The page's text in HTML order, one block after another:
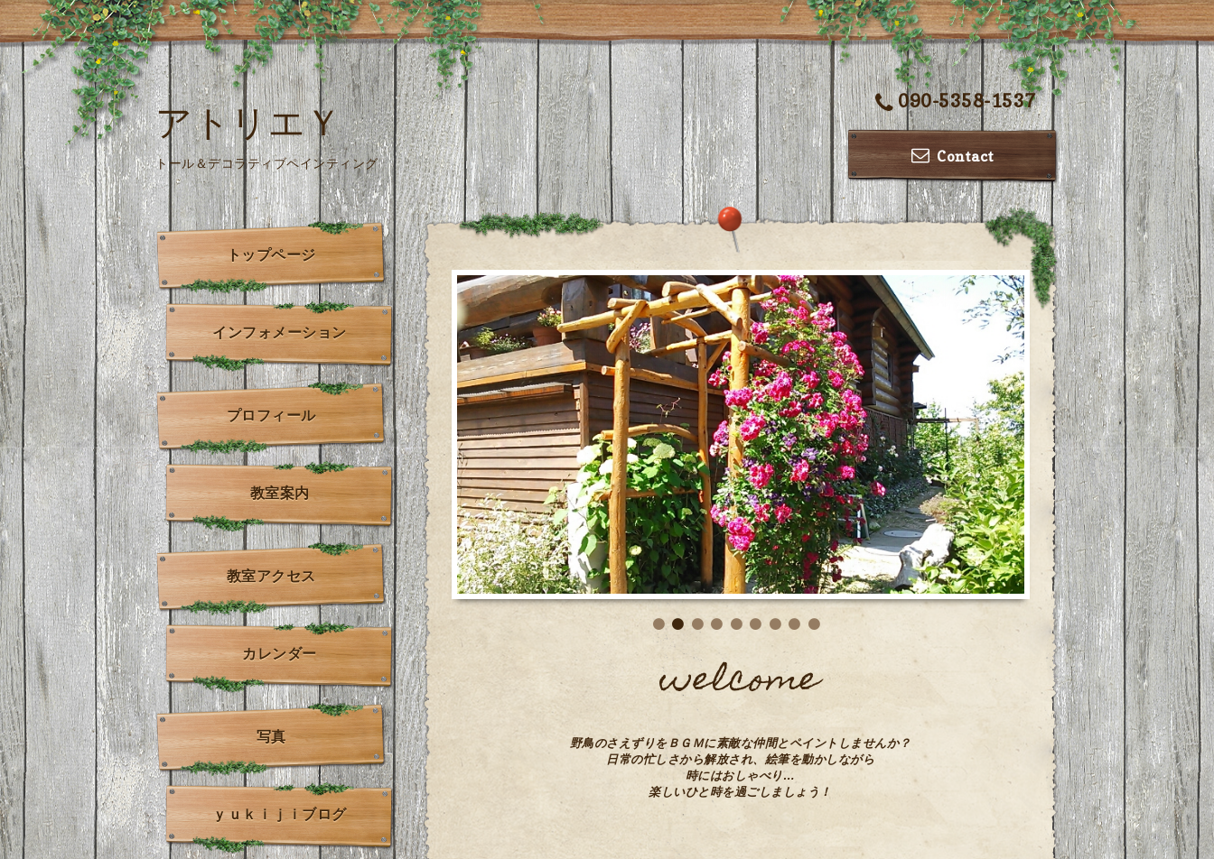
090-5358-1537
Contact
アトリエＹ
トール＆デコラティブペインティング
welcome
野鳥のさえずりをＢＧＭに素敵な仲間とペイントしませんか？
日常の忙しさから解放され、絵筆を動かしながら
時にはおしゃべり…
楽しいひと時を過ごしましょう！
トップページ
インフォメーション
プロフィール
教室案内
教室アクセス
カレンダー
写真
ｙｕｋｉｊｉブログ